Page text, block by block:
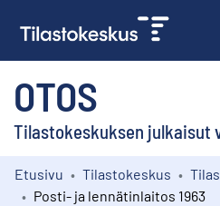
OTOS
Tilastokeskuksen julkaisut
Kokoelmat
Etusivu Tilastokeskus
Posti- ja lennätinlaitos 1963